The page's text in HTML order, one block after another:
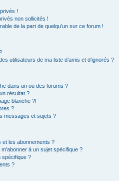
!
non sollicités !
de la part de quelqu’un sur ce forum !
utilisateurs de ma liste d’amis et d’ignorés ?
dans un ou des forums ?
résultat ?
blanche ?!
?
messages et sujets ?
et les abonnements ?
à un sujet spécifique ?
spécifique ?
?